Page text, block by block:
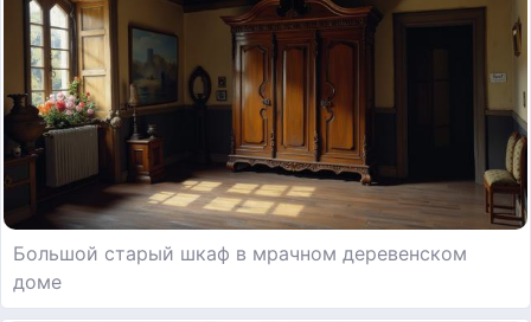
Большой старый шкаф в мрачном деревенском
доме